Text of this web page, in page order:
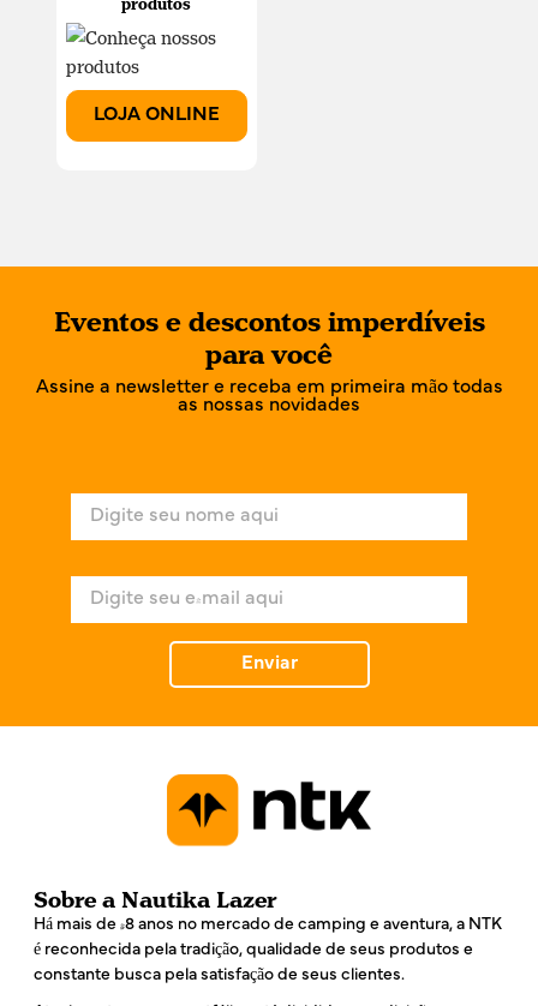
LOJA ONLINE
Eventos e descontos imperdíveis
para você
Assine a newsletter e receba em primeira mão todas
as nossas novidades
e
*
Enviar
Sobre a Nautika Lazer
Há mais de 48 anos no mercado de camping e aventura, a NTK
é reconhecida pela tradição, qualidade de seus produtos e
constante busca pela satisfação de seus clientes.